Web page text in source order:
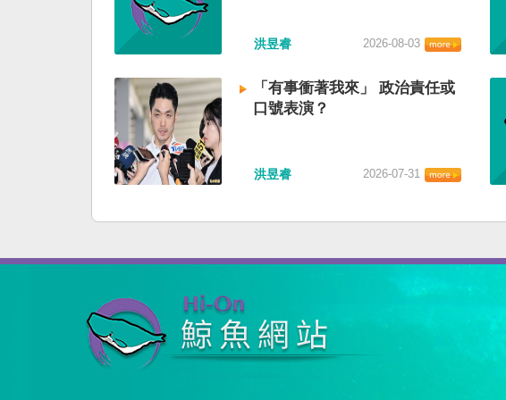
洪昱睿 2026-08-03
「有事衝著我來」 政治責任或
口號表演？
洪昱睿 2026-07-31